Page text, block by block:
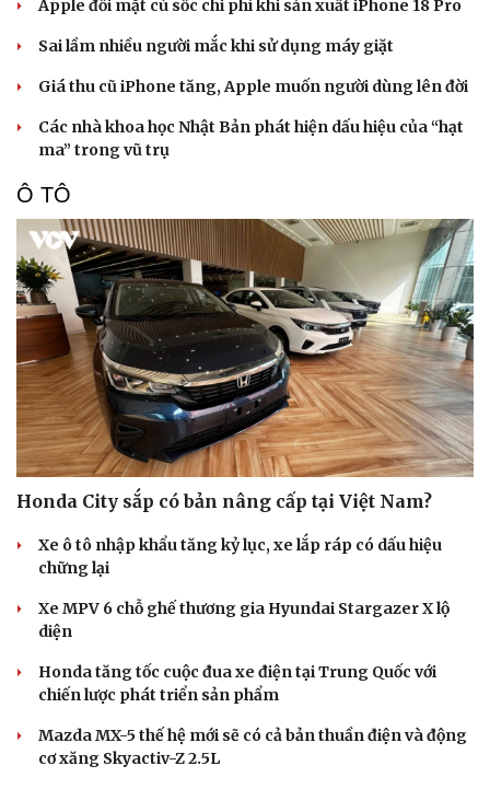
Apple đối mặt cú sốc chi phí khi sản xuất iPhone 18 Pro
Sai lầm nhiều người mắc khi sử dụng máy giặt
Giá thu cũ iPhone tăng, Apple muốn người dùng lên đời
Các nhà khoa học Nhật Bản phát hiện dấu hiệu của “hạt
ma” trong vũ trụ
Ô TÔ
Honda City sắp có bản nâng cấp tại Việt Nam?
Xe ô tô nhập khẩu tăng kỷ lục, xe lắp ráp có dấu hiệu
chững lại
Xe MPV 6 chỗ ghế thương gia Hyundai Stargazer X lộ
diện
Honda tăng tốc cuộc đua xe điện tại Trung Quốc với
chiến lược phát triển sản phẩm
Mazda MX-5 thế hệ mới sẽ có cả bản thuần điện và động
cơ xăng Skyactiv-Z 2.5L